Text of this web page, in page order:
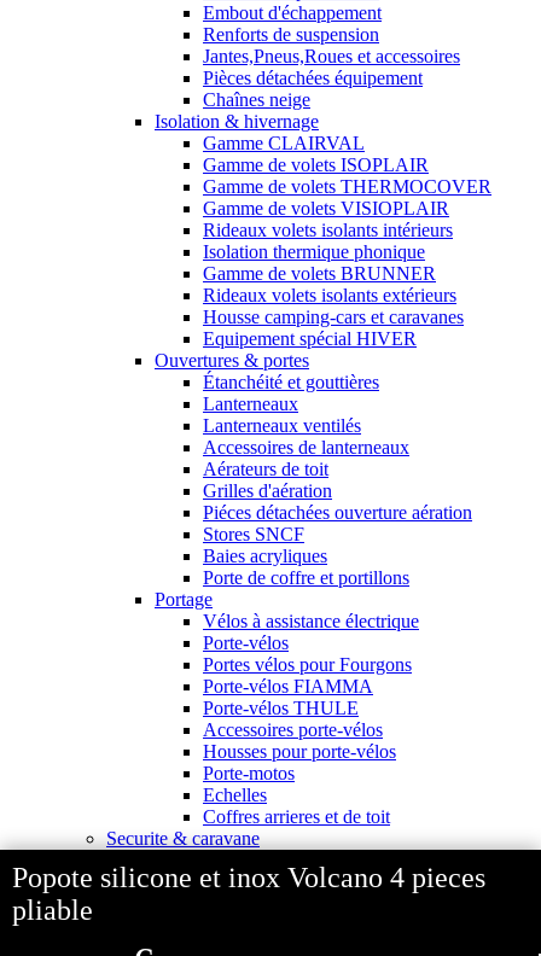
Popote silicone et inox Volcano 4 pieces
pliable
Embout d'échappement
Renforts de suspension
Jantes,Pneus,Roues et accessoires
Pièces détachées équipement
Chaînes neige
Isolation & hivernage
Gamme CLAIRVAL
Gamme de volets ISOPLAIR
Gamme de volets THERMOCOVER
Gamme de volets VISIOPLAIR
Rideaux volets isolants intérieurs
Isolation thermique phonique
Gamme de volets BRUNNER
Rideaux volets isolants extérieurs
Housse camping-cars et caravanes
Equipement spécial HIVER
Ouvertures & portes
Étanchéité et gouttières
Lanterneaux
Lanterneaux ventilés
Accessoires de lanterneaux
Aérateurs de toit
Grilles d'aération
Piéces détachées ouverture aération
Stores SNCF
Baies acryliques
Porte de coffre et portillons
Portage
Vélos à assistance électrique
Porte-vélos
Portes vélos pour Fourgons
Porte-vélos FIAMMA
Porte-vélos THULE
Accessoires porte-vélos
Housses pour porte-vélos
Porte-motos
Echelles
Coffres arrieres et de toit
Securite & caravane
Poignées et serrures de sécurité